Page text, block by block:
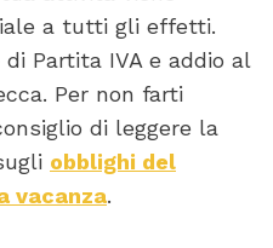
a tutti gli effetti.
Partita IVA e addio al
Per non farti
di leggere la
obblighi del
vacanza.